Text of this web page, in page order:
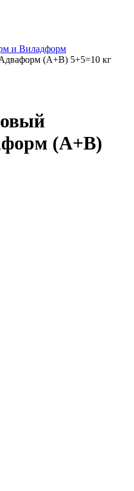
и Виладформ
(A+B) 5+5=10 кг
(A+B)